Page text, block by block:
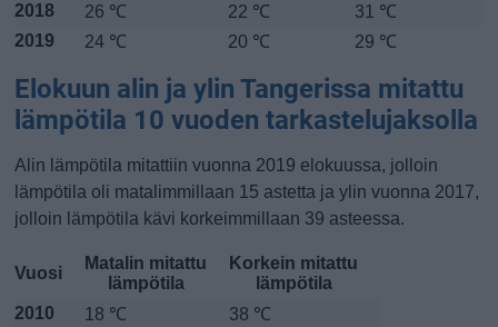
2018
26 ℃ 22 ℃
31 ℃
2019
24 ℃ 20 ℃ 29 ℃
Elokuun alin ja ylin Tangerissa mitattu
lämpötila 10 vuoden tarkastelujaksolla
Alin lämpötila mitattiin vuonna 2019 elokuussa, jolloin
lämpötila oli matalimmillaan 15 astetta ja ylin vuonna 2017,
jolloin lämpötila kävi korkeimmillaan 39 asteessa.
Vuosi
Matalin mitattu
lämpötila
Korkein mitattu
lämpötila
2010
18 ℃
38 ℃